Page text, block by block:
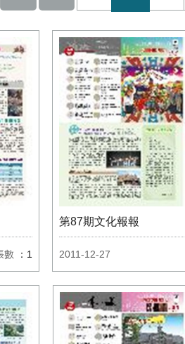
數 ：1
第87期文化報報
2011-12-27